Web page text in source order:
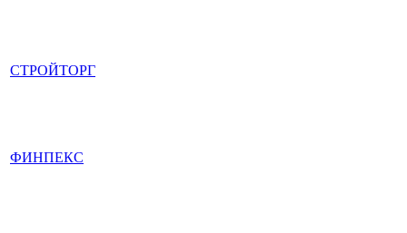
СТРОЙТОРГ
ФИНПЕКС